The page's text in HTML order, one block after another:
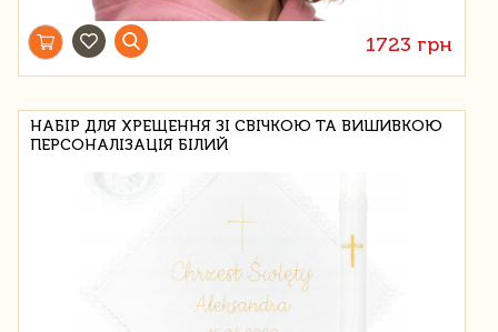
1723 грн
НАБІР ДЛЯ ХРЕЩЕННЯ ЗІ СВІЧКОЮ ТА ВИШИВКОЮ
ПЕРСОНАЛІЗАЦІЯ БІЛИЙ